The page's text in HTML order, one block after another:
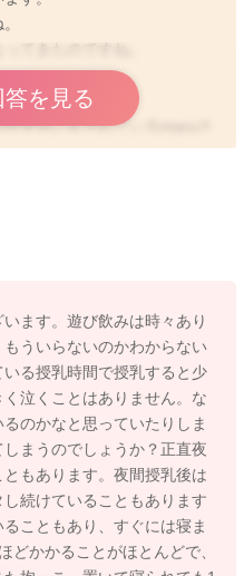
てきたのですね。
うですね。
き合いをされているmaruさ
さそうですね。
くれているでしょうか？
で、そのぶん消費量が多く
要になって夜間に欲しがっ
。
ということなので、お腹が
るのですが。。いかがでし
をすると落ち着いて寝てく
寝てくれるのでしょうか？
を見る
ます。遊び飲みは時々あり
ういらないのかわからない
る授乳時間で授乳すると少
泣くことはありません。な
のかなと思っていたりしま
まうのでしょうか？正直夜
もあります。夜間授乳後は
続けていることもあります
こともあり、すぐには寝ま
どかかることがほとんどで、